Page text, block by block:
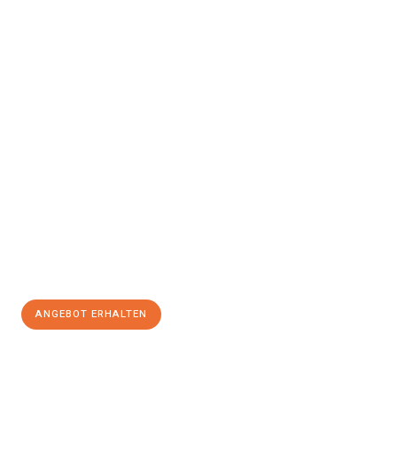
ANGEBOT ERHALTEN